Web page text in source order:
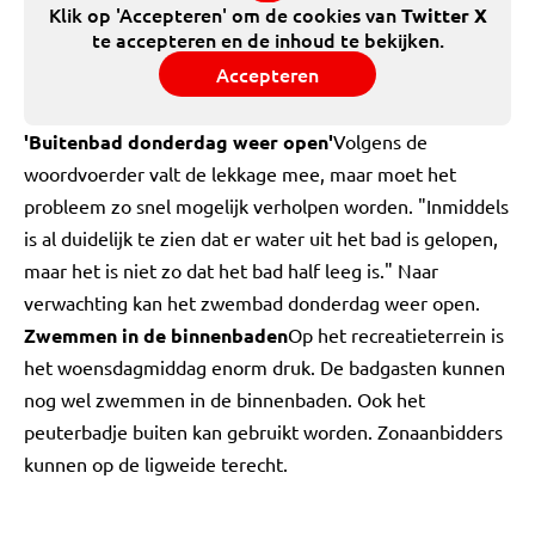
Klik op 'Accepteren' om de cookies vanTwitter X
te accepteren en de inhoud te bekijken.
Accepteren
'Buitenbad donderdag weer open'Volgens de
woordvoerder valt de lekkage mee, maar moet het
probleem zo snel mogelijk verholpen worden. "Inmiddels
is al duidelijk te zien dat er water uit het bad is gelopen,
maar het is niet zo dat het bad half leeg is." Naar
verwachting kan het zwembad donderdag weer open.
Zwemmen in de binnenbadenOp het recreatieterrein is
het woensdagmiddag enorm druk. De badgasten kunnen
nog wel zwemmen in de binnenbaden. Ook het
peuterbadje buiten kan gebruikt worden. Zonaanbidders
kunnen op de ligweide terecht.